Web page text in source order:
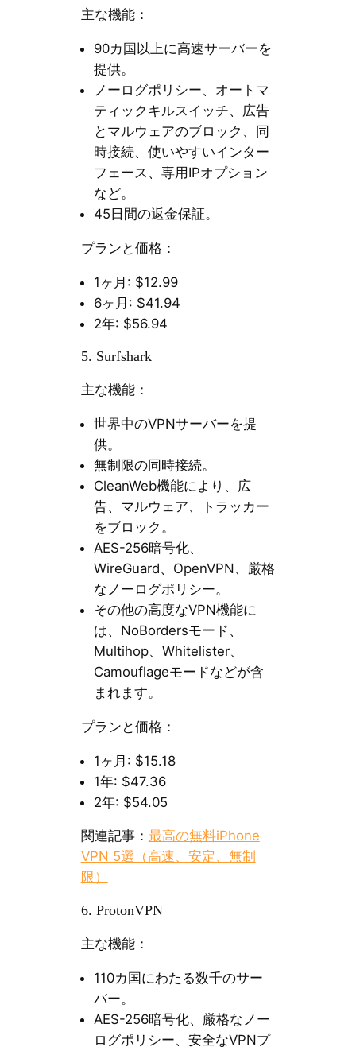
主な機能：
90カ国以上に高速サーバーを
提供。
ノーログポリシー、オートマ
ティックキルスイッチ、広告
とマルウェアのブロック、同
時接続、使いやすいインター
フェース、専用IPオプション
など。
45日間の返金保証。
プランと価格：
1ヶ月: $12.99
6ヶ月: $41.94
2年: $56.94
5. Surfshark
主な機能：
世界中のVPNサーバーを提
供。
無制限の同時接続。
CleanWeb機能により、広
告、マルウェア、トラッカー
をブロック。
AES-256暗号化、
WireGuard、OpenVPN、厳格
なノーログポリシー。
その他の高度なVPN機能に
は、NoBordersモード、
Multihop、Whitelister、
Camouflageモードなどが含
まれます。
プランと価格：
1ヶ月: $15.18
1年: $47.36
2年: $54.05
関連記事： 最高の無料iPhone
VPN 5選（高速、安定、無制
限）
6. ProtonVPN
主な機能：
110カ国にわたる数千のサー
バー。
AES-256暗号化、厳格なノー
ログポリシー、安全なVPNプ